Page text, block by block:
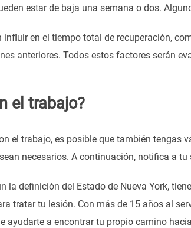
estar de baja una semana o dos.
en el tiempo total de recuperación,
anteriores. Todos estos factores serán
el trabajo?
el trabajo, es posible que también tengas
necesarios. A continuación, notifica a
la definición del Estado de Nueva York,
tratar tu lesión. Con más de 15 años al
ayudarte a encontrar tu propio camino